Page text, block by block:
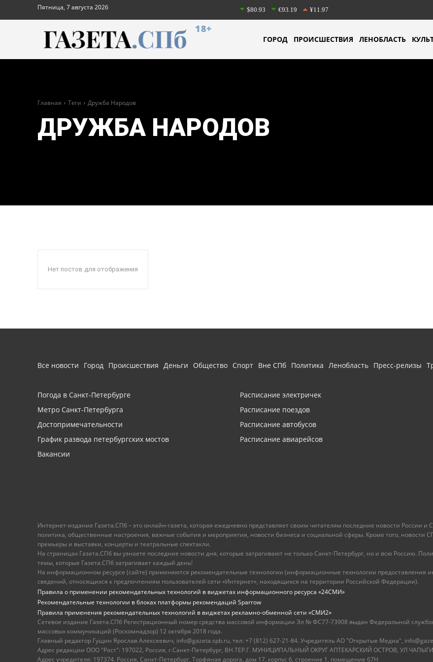
Пятница, 7 августа 2026 $80.93 €93.19 ¥11.97
18+
ГОРОД ПРОИСШЕСТВИЯ ЛЕНОБЛАСТЬ
Главная Теги Дружба Народов
ДРУЖБА НАРОДОВ
Нет постов для отображения
Все новости Город Происшествия Деньги Общество Спорт Вне СПб Политика Ленобласть Пресс-релизы
Погода в Санкт-Петербурге
Метро Санкт-Петербурга
Достопримечательности
График развода петербургских мостов
Вакансии
Расписание электричек
Расписание поездов
Расписание автобусов
Расписание авиарейсов
Интернет-издание Газета.СПб – это онлайн-газета, которая ежедневно представляет своим читателям последние новости России и
политика, общественные настроения, важные события и мероприятия, новости бизнеса и социальной сферы. Кроме того, новости
премьеры и выставки, концерты и театральные спектакли.
На страницах Газета.СПб вы узнаете последние новости дня, которые затрагивают не только Санкт-Петербург, но и всю Россию.
темы, которые Газета.СПб затрагивает каждый день!
На информационном ресурсе (сайте) применяются рекомендательные технологии (информационные технологии предоставления
сведений, относящихся к предпочтениям пользователей сети «Интернет», находящихся на территории Российской Федерации).
Правила о применении рекомендательных технологий в виджетах информационного ресурса «24СМИ»
Рекомендательные технологии в блоках платформы рекомендаций Sparrow
Правила применения рекомендательных технологий в виджетах рекламно-обменной сети «СМИ2»
Сетевое издание Газета.СПб Регистрационный номер средства массовой информации Эл № ФС77-73908 выдан Федеральной
массовых коммуникаций (Роскомнадзор) 12 октября 2018 года.
Главный редактор Гущин Ярослав Алексеевич, info@gazeta.spb.ru, тел: +7 (812) 627-21-84. Учредитель АО "Открытые Медиа",
Адрес редакции ООО "Рост": 197022, Россия, г.Санкт-Петербург, ВН.ТЕР.Г. МУНИЦИПАЛЬНЫЙ ОКРУГ АПТЕКАРСКИЙ ОСТРОВ, УЛ
Адрес учредителя: 197374, Россия, Санкт-Петербург, Торфяная дорога, дом 17, корпус 6, строение 1, помещение 67Н